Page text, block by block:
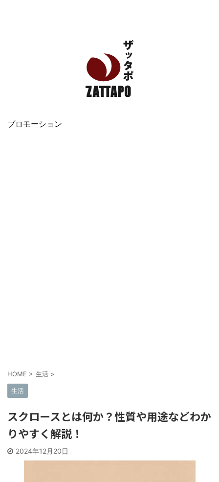
プロモーション
HOME > 生活 >
生活
スクロースとは何か？性質や用途などわか
りやすく解説！
2024年12月20日